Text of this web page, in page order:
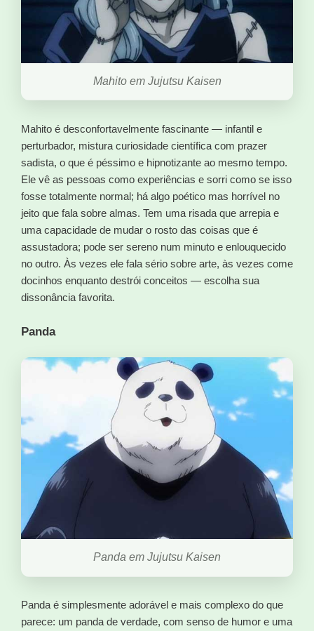
Mahito em Jujutsu Kaisen
Mahito é desconfortavelmente fascinante — infantil e
perturbador, mistura curiosidade científica com prazer
sadista, o que é péssimo e hipnotizante ao mesmo tempo.
Ele vê as pessoas como experiências e sorri como se isso
fosse totalmente normal; há algo poético mas horrível no
jeito que fala sobre almas. Tem uma risada que arrepia e
uma capacidade de mudar o rosto das coisas que é
assustadora; pode ser sereno num minuto e enlouquecido
no outro. Às vezes ele fala sério sobre arte, às vezes come
docinhos enquanto destrói conceitos — escolha sua
dissonância favorita.
Panda
Panda em Jujutsu Kaisen
Panda é simplesmente adorável e mais complexo do que
parece: um panda de verdade, com senso de humor e uma